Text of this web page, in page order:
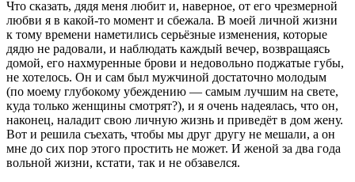
Что сказать, дядя меня любит и, наверное, от его чрезмерной
любви я в какой-то момент и сбежала. В моей личной жизни
к тому времени наметились серьёзные изменения, которые
дядю не радовали, и наблюдать каждый вечер, возвращаясь
домой, его нахмуренные брови и недовольно поджатые губы,
не хотелось. Он и сам был мужчиной достаточно молодым
(по моему глубокому убеждению — самым лучшим на свете,
куда только женщины смотрят?), и я очень надеялась, что он,
наконец, наладит свою личную жизнь и приведёт в дом жену.
Вот и решила съехать, чтобы мы друг другу не мешали, а он
мне до сих пор этого простить не может. И женой за два года
вольной жизни, кстати, так и не обзавелся.